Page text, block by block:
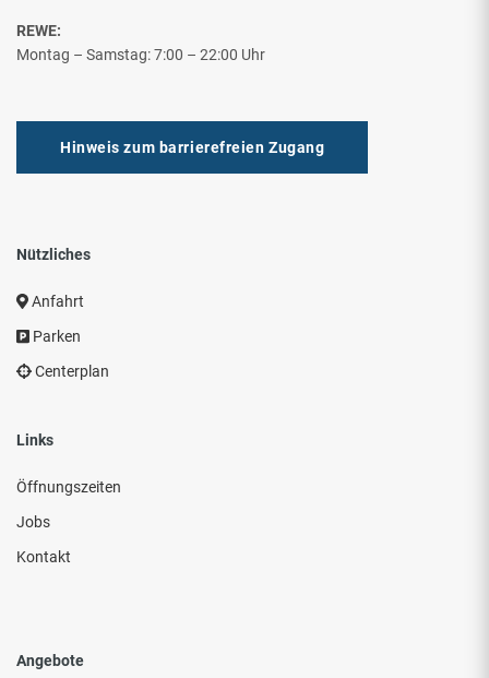
REWE:
Montag – Samstag: 7:00 – 22:00 Uhr
Hinweis zum barrierefreien Zugang
Nützliches
Anfahrt
Parken
Centerplan
Links
Öffnungszeiten
Jobs
Kontakt
Angebote